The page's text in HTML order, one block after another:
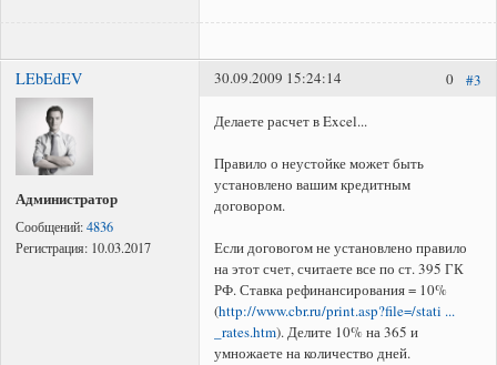
LEbEdEV
Администратор
Сообщений:4836
Регистрация: 10.03.2017
#3
0
30.09.2009 15:24:14
Делаете расчет в Excel...
Правило о неустойке может быть
установлено вашим кредитным
договором.
Если договогом не установлено правило
на этот счет, считаете все по ст. 395 ГК
РФ. Ставка рефинансирования = 10%
(http://www.cbr.ru/print.asp?file=/stati ...
_rates.htm). Делите 10% на 365 и
умножаете на количество дней.